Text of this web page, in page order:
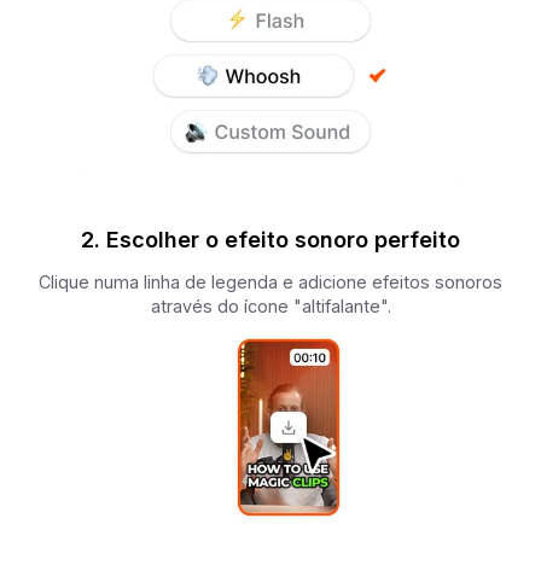
2. Escolher o efeito sonoro perfeito
Clique numa linha de legenda e adicione efeitos sonoros
através do ícone "altifalante".